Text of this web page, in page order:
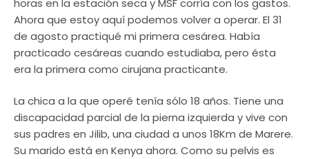
horas en la estación seca y MSF corría con los gastos.
Ahora que estoy aquí podemos volver a operar. El 31
de agosto practiqué mi primera cesárea. Había
practicado cesáreas cuando estudiaba, pero ésta
era la primera como cirujana practicante.
La chica a la que operé tenía sólo 18 años. Tiene una
discapacidad parcial de la pierna izquierda y vive con
sus padres en Jilib, una ciudad a unos 18Km de Marere.
Su marido está en Kenya ahora. Como su pelvis es